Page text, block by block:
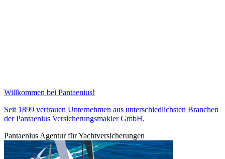
Willkommen bei Pantaenius!
Seit 1899 vertrauen Unternehmen aus unterschiedlichsten Branchen
der Pantaenius Versicherungsmakler GmbH.
Pantaenius Agentur für Yachtversicherungen